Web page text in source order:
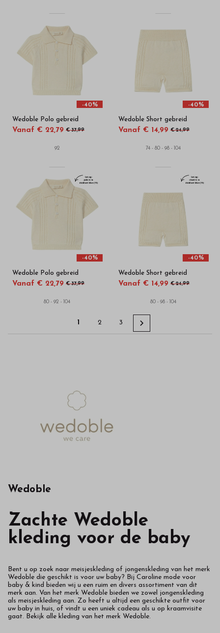
-40%
Wedoble Polo gebreid
Vanaf € 22,79 € 37,99
92
-40%
Wedoble Short gebreid
Vanaf € 14,99 € 24,99
74 - 80 - 98 - 104
-40%
Wedoble Polo gebreid
Vanaf € 22,79 € 37,99
80 - 92 - 104
-40%
Wedoble Short gebreid
Vanaf € 14,99 € 24,99
80 - 98 - 104
1 2 3
Wedoble
Zachte Wedoble
kleding voor de baby
Bent u op zoek naar meisjeskleding of jongenskleding van het merk
Wedoble die geschikt is voor uw baby? Bij Caroline mode voor
baby & kind bieden wij u een ruim en divers assortiment van dit
merk aan. Van het merk Wedoble bieden we zowel jongenskleding
als meisjeskleding aan. Zo heeft u altijd een geschikte outfit voor
uw baby in huis, of vindt u een uniek cadeau als u op kraamvisite
gaat. Bekijk alle kleding van het merk Wedoble.